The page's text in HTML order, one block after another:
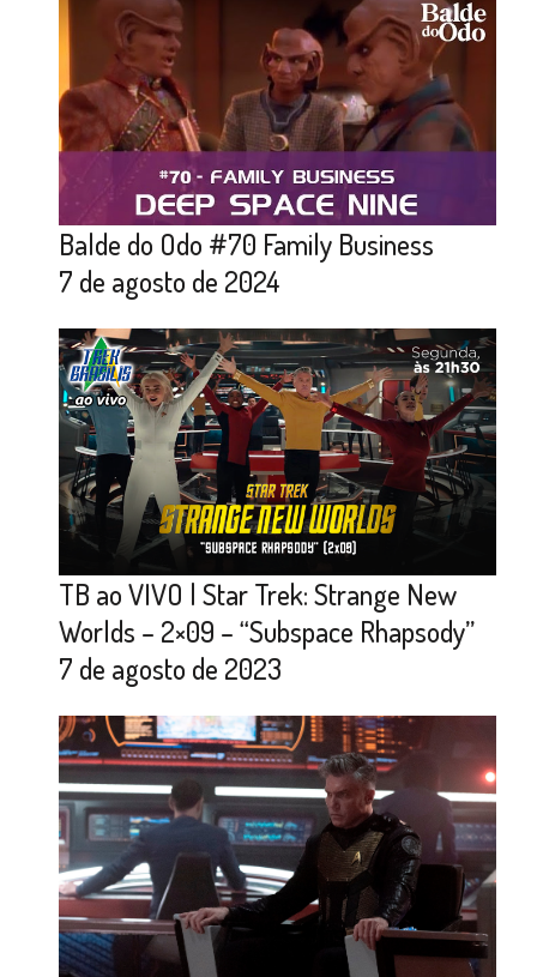
Balde do Odo #70 Family Business
7 de agosto de 2024
TB ao VIVO | Star Trek: Strange New
Worlds – 2×09 – “Subspace Rhapsody”
7 de agosto de 2023